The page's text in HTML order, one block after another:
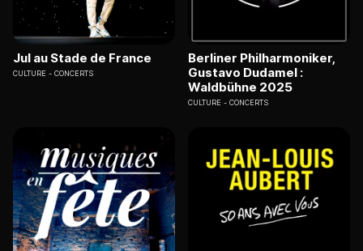
Jul au Stade de France
CULTURE CONCERTS
Berliner Philharmoniker,
Gustavo Dudamel :
Waldbühne 2025
CULTURE CONCERTS